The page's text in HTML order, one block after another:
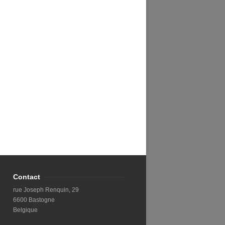
Contact
rue Joseph Renquin, 29
6600 Bastogne
Belgique